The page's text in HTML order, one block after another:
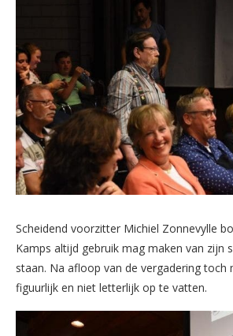
Scheidend voorzitter Michiel Zonnevylle
Kamps altijd gebruik mag maken van zijn
staan. Na afloop van de vergadering toch
figuurlijk en niet letterlijk op te vatten.